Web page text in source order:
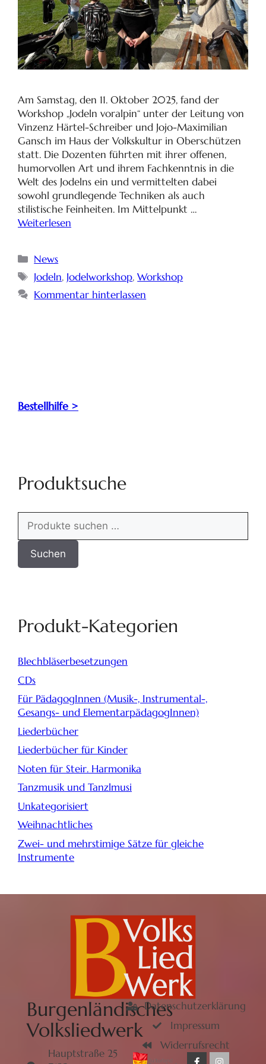
Am Samstag, den 11. Oktober 2025, fand der
Workshop „Jodeln voralpin“ unter der Leitung von
Vinzenz Härtel-Schreiber und Jojo-Maximilian
Gansch im Haus der Volkskultur in Oberschützen
statt. Die Dozenten führten mit ihrer offenen,
humorvollen Art und ihrem Fachkenntnis in die
Welt des Jodelns ein und vermittelten dabei
sowohl grundlegende Techniken als auch
stilistische Feinheiten. Im Mittelpunkt …
Weiterlesen
News
Jodeln, Jodelworkshop,Workshop
Kommentar hinterlassen
Bestellhilfe >
Produktsuche
Suchen
Produkt-Kategorien
Blechbläserbesetzungen
CDs
Für PädagogInnen (Musik-, Instrumental-,
Gesangs- und ElementarpädagogInnen)
Liederbücher
Liederbücher für Kinder
Noten für Steir. Harmonika
Tanzmusik und Tanzlmusi
Unkategorisiert
Weihnachtliches
Zwei- und mehrstimige Sätze für gleiche
Instrumente
Burgenländisches
Volksliedwerk
Hauptstraße 25
Datenschutzerklärung
Impressum
Widerrufsrecht